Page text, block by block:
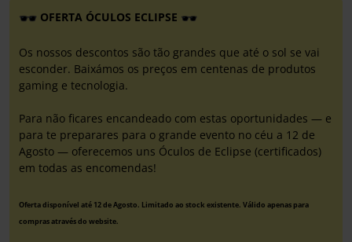
OFERTA ÓCULOS ECLIPSE
Os nossos descontos são tão grandes que até o sol se vai
esconder. Baixámos os preços em centenas de produtos
gaming e tecnologia.
Para não ficares encandeado com estas oportunidades — e
para te preparares para o grande evento no céu a 12 de
Agosto — oferecemos uns Óculos de Eclipse (certificados)
em todas as encomendas!
Oferta disponível até 12 de Agosto. Limitado ao stock existente. Válido apenas para
compras através do website.